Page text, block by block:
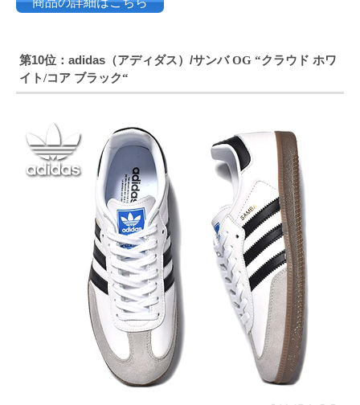
第10位：adidas（アディダス）/サンバOG “クラウド ホワ
イト/コア ブラック“